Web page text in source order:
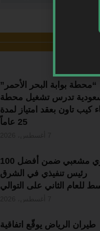
“محطة بوابة البحر الأحمر”
تدرس تشغيل محطة
كيب تاون بعقد امتياز لمدة
25 عاماً
لؤي مشعبي ضمن أفضل 100
رئيس تنفيذي في الشرق
للعام الثاني على التوالي
طيران الرياض يوقّع اتفاقية